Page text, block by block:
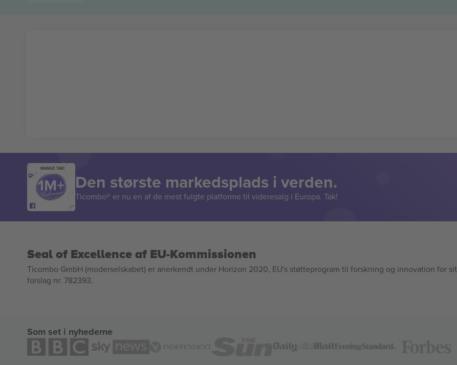
MANGE TAK!
Den største markedsplads i verden.
Ticombo® er nu en af de mest fulgte platforme til videresalg i Europa. Tak!
Seal of Excellence af EU-Kommissionen
Ticombo GmbH (moderselskabet) er anerkendt under Horizon 2020, EU's støtteprogram til forskning og innovation for sit
forslag nr. 782393.
Som set i nyhederne